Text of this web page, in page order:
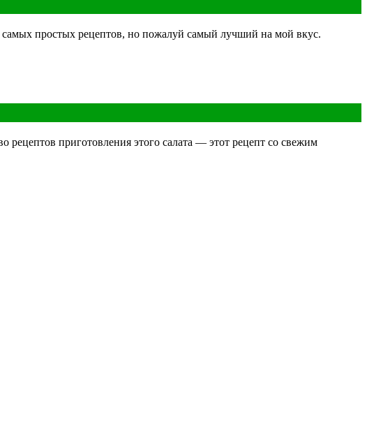
самых простых рецептов, но пожалуй самый лучший на мой вкус.
рецептов приготовления этого салата — этот рецепт со свежим